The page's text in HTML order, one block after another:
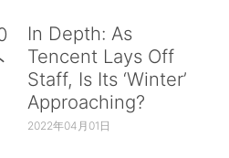
In Depth: As
Tencent Lays Off
Staff, Is Its ‘Winter’
Approaching?
2022年04月01日